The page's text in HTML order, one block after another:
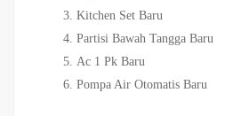
Kitchen Set Baru
Partisi Bawah Tangga Baru
Ac 1 Pk Baru
Pompa Air Otomatis Baru